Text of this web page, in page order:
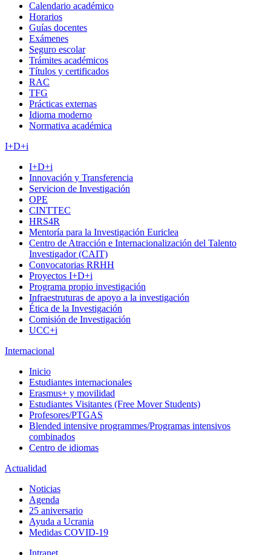
Calendario académico
Horarios
Guías docentes
Exámenes
Seguro escolar
Trámites académicos
Títulos y certificados
RAC
TFG
Prácticas externas
Idioma moderno
Normativa académica
I+D+i
I+D+i
Innovación y Transferencia
Servicion de Investigación
OPE
CINTTEC
HRS4R
Mentoría para la Investigación Euriclea
Centro de Atracción e Internacionalización del Talento
Investigador (CAIT)
Convocatorias RRHH
Proyectos I+D+i
Programa propio investigación
Infraestruturas de apoyo a la investigación
Ética de la Investigación
Comisión de Investigación
UCC+i
Internacional
Inicio
Estudiantes internacionales
Erasmus+ y movilidad
Estudiantes Visitantes (Free Mover Students)
Profesores/PTGAS
Blended intensive programmes/Programas intensivos
combinados
Centro de idiomas
Actualidad
Noticias
Agenda
25 aniversario
Ayuda a Ucrania
Medidas COVID-19
Intranet